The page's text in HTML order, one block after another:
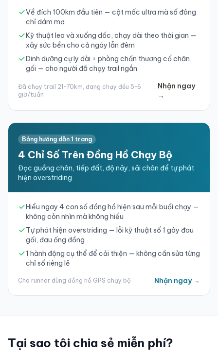
Về đích 100km đầu tiên — cột mốc ultra mà số đông
chỉ dám mơ
Kỹ thuật leo và xuống dốc, chạy dài theo thời gian —
xây sức bền cho cả ngày lẫn đêm
Dinh dưỡng cự ly dài + phòng chấn thương cổ chân,
gối — cho người đã chạy trail ngắn
Đã chạy trail 21–70km, đang chạy đều 5-6
giờ/tuần
Nhận ngay
→
Bảng hướng dẫn 1 trang
4 Chỉ Số Trên Đồng Hồ Chạy Bộ
Đọc guồng chân, tiếp đất, độ nảy, sải chân để tự phát
hiện overstriding
Hiểu ngay 4 con số đồng hồ hiện sau mỗi buổi chạy —
không còn nhìn mà không hiểu
Tự phát hiện overstriding — lỗi kỹ thuật số 1 gây đau
gối, đau ống đồng
1 hành động cụ thể để cải thiện — không cần sửa từng
chỉ số riêng lẻ
Cho runner dùng đồng hồ GPS chạy bộ Nhận ngay →
Tại sao tôi chia sẻ miễn phí?